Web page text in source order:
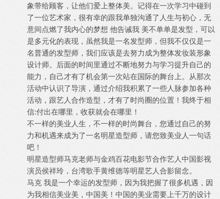
象带给顾客，让他们爱上整体美。记得在一次学习中碰到
了一位艺术家，很有幸的跟我单独沟通了人生与初心，无
意间点燃了我内心的梦想 他告诫我 美不单单是发型，可以
是多元化的表现，虽然我是一名发型师，但我不仅仅是一
名普通的发型师，我们应该是去努力成为整体发妆装形象
设计师。后面的时间里通过不断地努力与学习提升自己的
能力，自己才有了机会第一次站在国际的舞台上。从那次
活动中认识了导演，通过介绍我积累了一些人脉参加各种
活动，跟艺人合作造型，才有了时尚圈的位置！我终于相
信:付出在哪里，收获就会在哪里！
不一样的美业人生，不一样的时尚舞台，您通过自己的努
力和机遇来成为了一名明星造型师，请您致美业人一句话
吧！
明星造型师马克老师与金鸡百花电影节合作艺人中国影视
演员侯祥玲，台湾歌手黄维德等明星艺人合影留念。
马克 我是一个幸运的发型师，因为我把握了很多机遇，因
为我相信美业美，中国美！中国的美业需要上千万的设计